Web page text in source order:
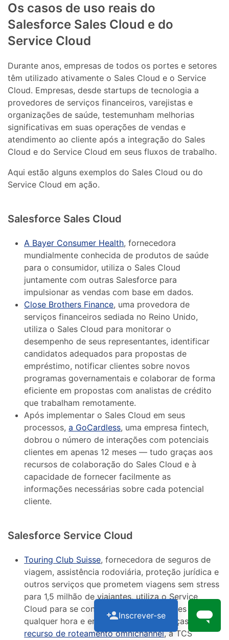
Os casos de uso reais do
Salesforce Sales Cloud e do
Service Cloud
Durante anos, empresas de todos os portes e setores
têm utilizado ativamente o Sales Cloud e o Service
Cloud. Empresas, desde startups de tecnologia a
provedores de serviços financeiros, varejistas e
organizações de saúde, testemunham melhorias
significativas em suas operações de vendas e
atendimento ao cliente após a integração do Sales
Cloud e do Service Cloud em seus fluxos de trabalho.
Aqui estão alguns exemplos do Sales Cloud ou do
Service Cloud em ação.
Salesforce Sales Cloud
A Bayer Consumer Health, fornecedora
mundialmente conhecida de produtos de saúde
para o consumidor, utiliza o Sales Cloud
juntamente com outras Salesforce para
impulsionar as vendas com base em dados.
Close Brothers Finance, uma provedora de
serviços financeiros sediada no Reino Unido,
utiliza o Sales Cloud para monitorar o
desempenho de seus representantes, identificar
candidatos adequados para propostas de
empréstimo, notificar clientes sobre novos
programas governamentais e colaborar de forma
eficiente em propostas com analistas de crédito
que trabalham remotamente.
Após implementar o Sales Cloud em seus
processos,a GoCardless, uma empresa fintech,
dobrou o número de interações com potenciais
clientes em apenas 12 meses — tudo graças aos
recursos de colaboração do Sales Cloud e à
capacidade de fornecer facilmente as
informações necessárias sobre cada potencial
cliente.
Salesforce Service Cloud
Touring Club Suisse, fornecedora de seguros de
viagem, assistência rodoviária, proteção jurídica e
outros serviços que prometem viagens sem stress
para 1,5 milhão de viajantes, utiliza o Service
Cloud para se conectar com seus clientes a
qualquer hora e em qualquer lugar. Graças ao
recurso de roteamento omnichannel, a TCS
Inscrever-se